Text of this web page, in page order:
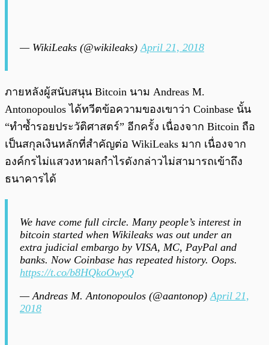
— WikiLeaks (@wikileaks)April 21, 2018
ภายหลังผู้สนับสนุน Bitcoin นาม Andreas M.
Antonopoulos ได้ทวีตข้อความของเขาว่า Coinbase นั้น
“ทำซ้ำรอยประวัติศาสตร์” อีกครั้ง เนื่องจาก Bitcoin ถือ
เป็นสกุลเงินหลักที่สำคัญต่อ WikiLeaks มาก เนื่องจาก
องค์กรไม่แสวงหาผลกำไรดังกล่าวไม่สามารถเข้าถึง
ธนาคารได้
We have come full circle. Many people’s interest in
bitcoin started when Wikileaks was out under an
extra judicial embargo by VISA, MC, PayPal and
banks. Now Coinbase has repeated history. Oops.
https://t.co/b8HQkoOwyQ
— Andreas M. Antonopoulos (@aantonop)April 21,
2018